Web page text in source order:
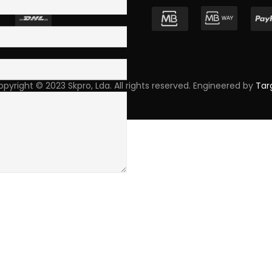
© 2023 Skpro, Lda. All rights reserved. Engineered by